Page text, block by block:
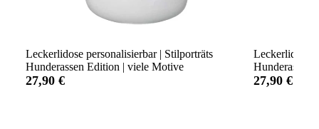
Leckerlidose personalisierbar | Stilporträts
Hunderassen Edition | viele Motive
27,90 €
Leckerlidose
Hunderassen
27,90 €